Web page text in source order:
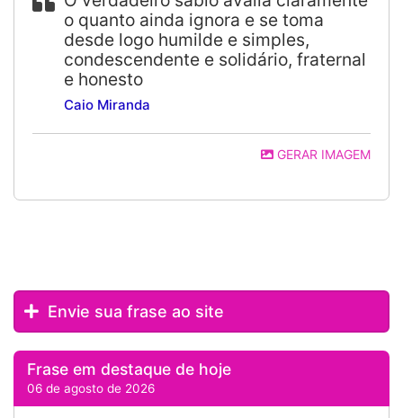
o quanto ainda ignora e se toma
desde logo humilde e simples,
condescendente e solidário, fraternal
e honesto
Caio Miranda
GERAR IMAGEM
Envie sua frase ao site
Frase em destaque de hoje
06 de agosto de 2026